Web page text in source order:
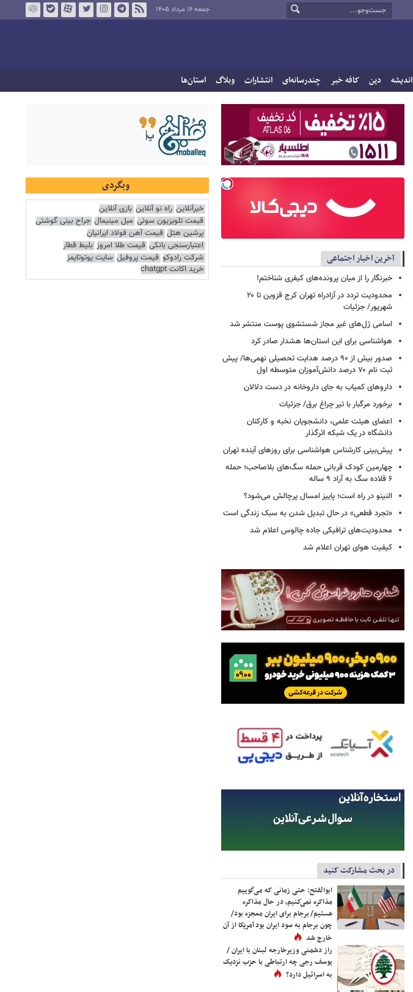
جمعه ۱۶ مرداد ۱۴۰۵
اندیشه دین کافه خبر چندرسانه‌ای انتشارات وبلاگ استان‌ها
آخرین اخبار اجتماعی
خبرنگار را از میان پرونده‌های کیفری شناختم!
محدودیت تردد در آزادراه تهران کرج قزوین تا ۲۰
شهریور/ جزئیات
اسامی ژل‌های غیر مجاز شستشوی پوست منتشر شد
هواشناسی برای این استان‌ها هشدار صادر کرد
صدور بیش از ۹۰ درصد هدایت تحصیلی نهمی‌ها/ پیش
ثبت نام ۷۰ درصد دانش‌آموزان متوسطه اول
داروهای کمیاب به جای داروخانه در دست دلالان
برخورد مرگبار با تیر چراغ برق/ جزئیات
اعضای هیئت علمی، دانشجویان نخبه و کارکنان
دانشگاه در یک شبکه‌ اثرگذار
پیش‌بینی کارشناس هواشناسی برای روزهای آینده تهران
چهارمین کودک قربانی حمله سگ‌های بلاصاحب؛ حمله
۶ قلاده سگ به آراد ۹ ساله
النینو در راه است؛ پاییز امسال پرچالش می‌شود؟
«تجرد قطعی» در حال تبدیل شدن به سبک زندگی است
محدودیت‌های ترافیکی جاده چالوس اعلام شد
کیفیت هوای تهران اعلام شد
در بحث مشارکت کنید
ابوالفتح: حتی زمانی که می‌گوییم
مذاکره نمی‌کنیم، در حال مذاکره
هستیم/ برجام برای ایران معجزه بود/
چون برجام به سود ایران بود آمریکا از آن
خارج شد
راز دشمنی وزیرخارجه لبنان با ایران /
یوسف رجی چه ارتباطی با حزب نزدیک
به اسرائیل دارد؟
وبگردی
خبرآنلاین راه نو آنلاین بازی آنلاین
قیمت تلویزیون سونی مبل مینیمال جراح بینی گوشتی
پرشین هتل قیمت آهن فولاد ایرانیان
اعتبارسنجی بانکی قیمت طلا امروز بلیط قطار
شرکت رادوکو قیمت پروفیل سایت یوتوتایمز
خرید اکانت chatgpt